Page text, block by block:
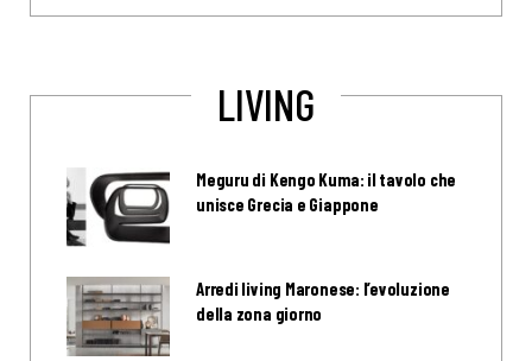
LIVING
Meguru di Kengo Kuma: il tavolo che
unisce Grecia e Giappone
Arredi living Maronese: l’evoluzione
della zona giorno